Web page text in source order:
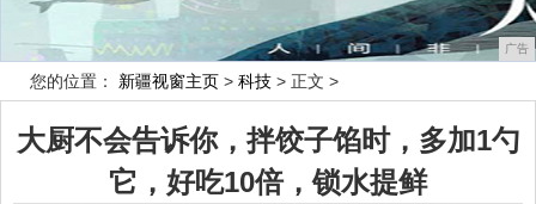
广告
您的位置： 新疆视窗主页 > 科技 > 正文 >
大厨不会告诉你，拌饺子馅时，多加1勺
它，好吃10倍，锁水提鲜